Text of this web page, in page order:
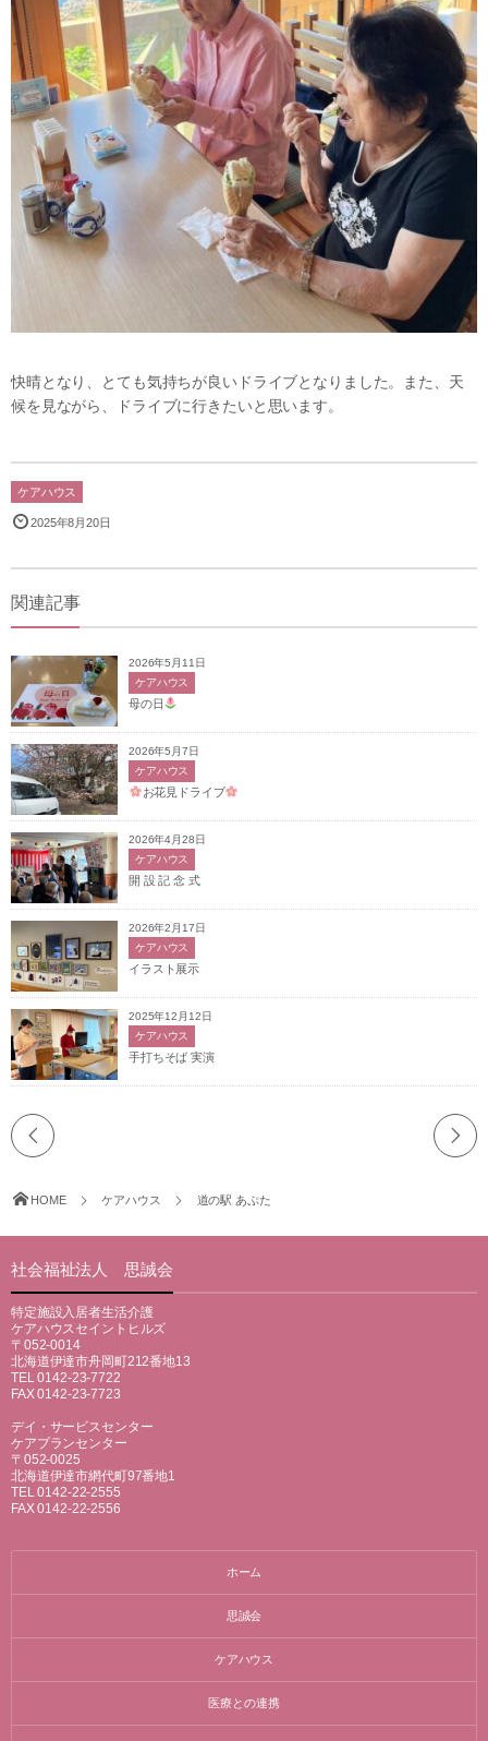
快晴となり、とても気持ちが良いドライブとなりました。また、天
候を見ながら、ドライブに行きたいと思います。
ケアハウス
2025年8月20日
関連記事
2026年5月11日
ケアハウス
母の日
2026年5月7日
ケアハウス
お花見ドライブ
2026年4月28日
ケアハウス
開 設 記 念 式
2026年2月17日
ケアハウス
イラスト展示
2025年12月12日
ケアハウス
手打ちそば 実演
HOME ケアハウス 道の駅 あぷた
社会福祉法人 思誠会
特定施設入居者生活介護
ケアハウスセイントヒルズ
〒052-0014
北海道伊達市舟岡町212番地13
TEL 0142-23-7722
FAX 0142-23-7723
デイ・サービスセンター
ケアプランセンター
〒052-0025
北海道伊達市網代町97番地1
TEL 0142-22-2555
FAX 0142-22-2556
ホーム
思誠会
ケアハウス
医療との連携